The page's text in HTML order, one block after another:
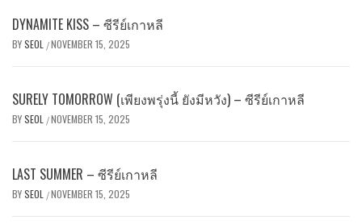
DYNAMITE KISS – ซีรีย์เกาหลี
BYSEOL /NOVEMBER 15, 2025
SURELY TOMORROW (เพียงพรุ่งนี้ ยังมีหวัง) – ซีรีย์เกาหลี
BYSEOL /NOVEMBER 15, 2025
LAST SUMMER – ซีรีย์เกาหลี
BYSEOL /NOVEMBER 15, 2025